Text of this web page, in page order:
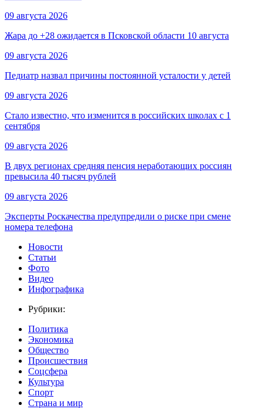
09 августа 2026
Жара до +28 ожидается в Псковской области 10 августа
09 августа 2026
Педиатр назвал причины постоянной усталости у детей
09 августа 2026
Стало известно, что изменится в российских школах с 1
сентября
09 августа 2026
В двух регионах средняя пенсия неработающих россиян
превысила 40 тысяч рублей
09 августа 2026
Эксперты Роскачества предупредили о риске при смене
номера телефона
Новости
Статьи
Фото
Видео
Инфографика
Рубрики:
Политика
Экономика
Общество
Происшествия
Соцсфера
Культура
Спорт
Страна и мир